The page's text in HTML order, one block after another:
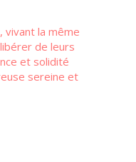
vivant la même
de leurs
et solidité
sereine et